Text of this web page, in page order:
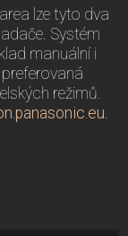
lze tyto dva
Systém
manuální i
režimů.